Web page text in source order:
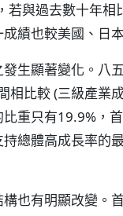
與過去數十年相
績也較美國、日
生顯著變化。八
相比較 (三級產業
重只有19.9%，
總體高成長率的
也有明顯改變。